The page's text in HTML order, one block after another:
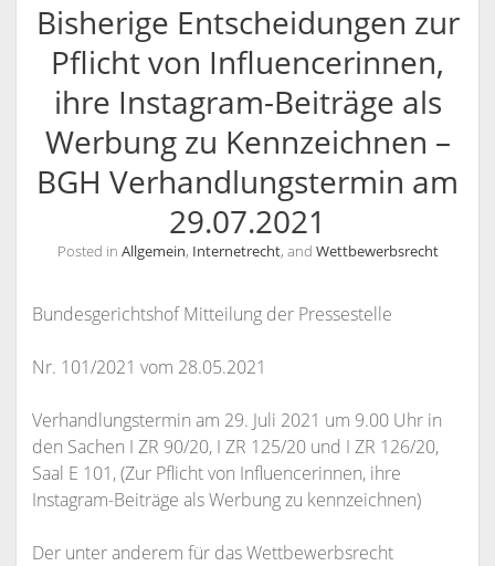
KANZLEI
KONTAKT / INFORMATIONEN
ANFAHRT
INFORMATIONEN
KONTAKT
SPRECHZEITEN
VOLLMACHT
RECHTSANWÄLTE
RECHTSANWALT NILS PÜTZ
RECHTSANWÄLTIN VERONIKA KLENK
SCHULUNGSANGEBOTE
ARBEITSRECHT FÜR PERSONALDISPONENTEN
RECHTLICHES UPDATE FÜR AUSBILDER
RECHTSSICHER IM INTERNET – WETTBEWERBSRECHT,
ARKENRECHT
ERSÖNLICHKEITSRECHT
Bisherige Entscheidungen zur
Pflicht von Influencerinnen,
ihre Instagram-Beiträge als
Werbung zu Kennzeichnen –
BGH Verhandlungstermin am
29.07.2021
Posted in Allgemein, Internetrecht, and Wettbewerbsrecht
Bundesgerichtshof Mitteilung der Pressestelle
Nr. 101/2021 vom 28.05.2021
Verhandlungstermin am 29. Juli 2021 um 9.00 Uhr in
den Sachen I ZR 90/20, I ZR 125/20 und I ZR 126/20,
Saal E 101, (Zur Pflicht von Influencerinnen, ihre
Instagram-Beiträge als Werbung zu kennzeichnen)
Der unter anderem für das Wettbewerbsrecht